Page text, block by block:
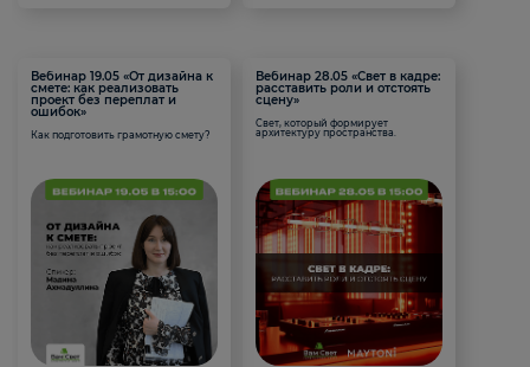
Вебинар 19.05 «От дизайна к
смете: как реализовать
проект без переплат и
ошибок»
Как подготовить грамотную смету?
Вебинар 28.05 «Свет в кадре:
расставить роли и отстоять
сцену»
Свет, который формирует
архитектуру пространства.